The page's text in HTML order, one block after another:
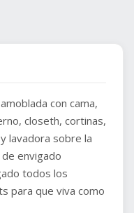
con cama,
closeth, cortinas,
lavadora sobre la
envigado
todos los
para que viva como